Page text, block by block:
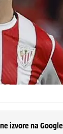
izvore na